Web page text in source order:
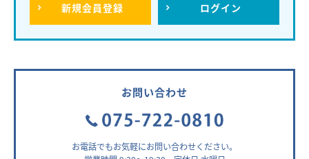
新規会員登録 ログイン
お問い合わせ
お電話でもお気軽にお問い合わせください。